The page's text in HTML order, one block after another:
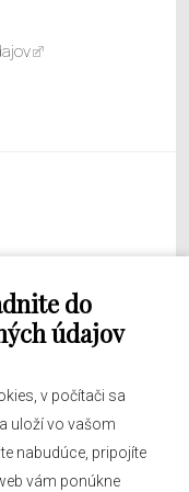
do
údajov
v počítači sa
uloží vo vašom
nabudúce, pripojíte
vám ponúkne